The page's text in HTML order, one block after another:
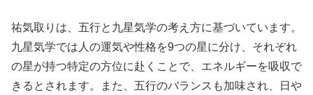
祐気取りは、五行と九星気学の考え方に基づいています。
九星気学では人の運気や性格を9つの星に分け、それぞれ
の星が持つ特定の方位に赴くことで、エネルギーを吸収で
きるとされます。また、五行のバランスも加味され、日や